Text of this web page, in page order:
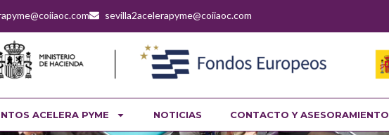
sevilla2acelerapyme@coiiaoc.com
ACELERA PYME NOTICIAS CONTACTO Y ASESORAMIENTO